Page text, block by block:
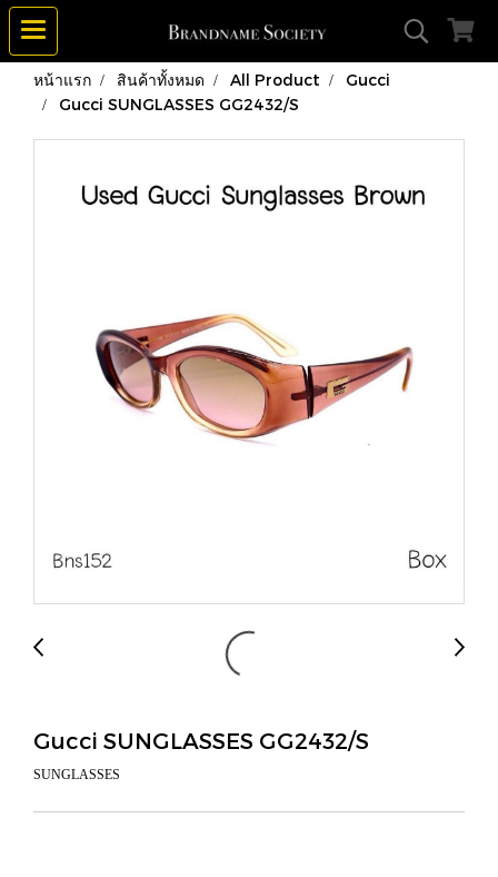
หน้าแรก สินค้าทั้งหมด All Product
Gucci
Gucci SUNGLASSES GG2432/S
Gucci SUNGLASSES GG2432/S
SUNGLASSES